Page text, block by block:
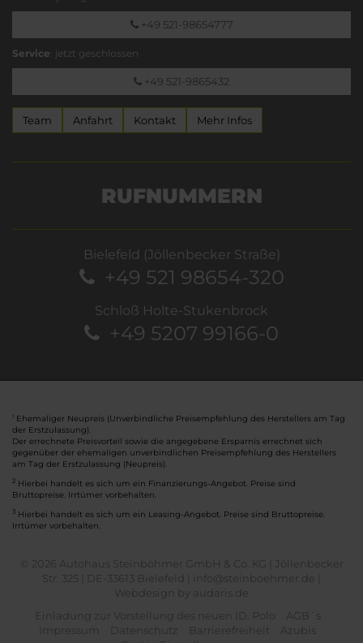
+49 521-98654777
Service: jetzt geschlossen
+49 521-9865432
Team Anfahrt Kontakt Mehr Infos
RUFNUMMERN
Bielefeld (Jöllenbecker Straße)
+49 521 98654-320
Schloß Holte-Stukenbrock
+49 5207 99166-0
Ehemaliger Neupreis (Unverbindliche Preisempfehlung des Herstellers am Tag
der Erstzulassung).
Der errechnete Preisvorteil sowie die angegebene Ersparnis errechnet sich
gegenüber der ehemaligen unverbindlichen Preisempfehlung des Herstellers
am Tag der Erstzulassung (Neupreis).
2 Hierbei handelt es sich um ein Finanzierungs-Angebot. Preise sind
Bruttopreise. Irrtümer vorbehalten.
3 Hierbei handelt es sich um ein Leasing-Angebot. Preise sind Bruttopreise.
Irrtümer vorbehalten.
© 2026 Autohaus Steinböhmer GmbH & Co. KG | Jöllenbecker
Str. 325 | DE-33613 Bielefeld | info@steinboehmer.de |
Webdesign by audaris.de
Einladung zur Vorstellung des neuen ID. Polo
AGB´s
Impressum
Datenschutz Barrierefreiheit
Azubis